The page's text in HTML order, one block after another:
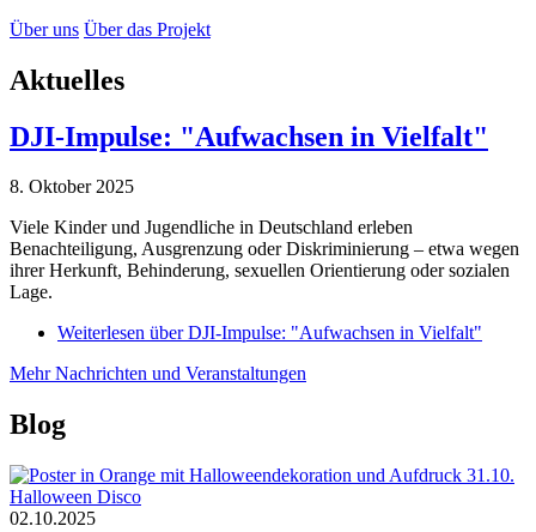
Über uns Über das Projekt
Aktuelles
DJI-Impulse: "Aufwachsen in Vielfalt"
8. Oktober 2025
Viele Kinder und Jugendliche in Deutschland erleben
Benachteiligung, Ausgrenzung oder Diskriminierung – etwa wegen
ihrer Herkunft, Behinderung, sexuellen Orientierung oder sozialen
Lage.
Weiterlesen über DJI-Impulse: "Aufwachsen in Vielfalt"
Mehr Nachrichten und Veranstaltungen
Blog
02.10.2025